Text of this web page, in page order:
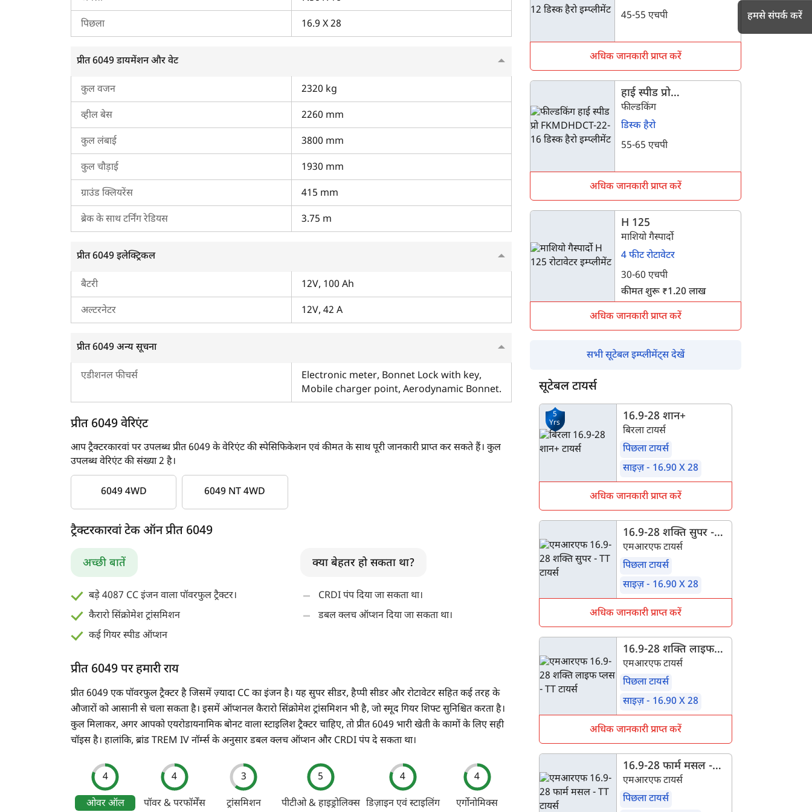
पिछला 16.9 X 28
प्रीत 6049 डायमेंशन और वेट
कुल वजन 2320 kg
व्हील बेस 2260 mm
कुल लंबाई 3800 mm
कुल चौड़ाई 1930 mm
ग्राउंड क्लियरेंस 415 mm
ब्रेक के साथ टर्निंग रेडियस 3.75 m
प्रीत 6049 इलेक्ट्रिकल
बैटरी 12V, 100 Ah
अल्टरनेटर 12V, 42 A
प्रीत 6049 अन्य सूचना
एडीशनल फीचर्स
Electronic meter, Bonnet Lock with key,
Mobile charger point, Aerodynamic Bonnet.
प्रीत 6049 वेरिएंट
आप ट्रैक्टरकारवां पर उपलब्ध प्रीत 6049 के वेरिएंट की स्पेसिफिकेशन एवं कीमत के साथ पूरी जानकारी प्राप्त कर सकते हैं। कुल
उपलब्ध वेरिएंट की संख्या 2 है।
6049 4WD 6049 NT 4WD
ट्रैक्टरकारवां टेक ऑन प्रीत 6049
अच्छी बातें
बड़े 4087 CC इंजन वाला पॉवरफुल ट्रैक्टर।
कैरारो सिंक्रोमेश ट्रांसमिशन
कई गियर स्पीड ऑप्शन
क्या बेहतर हो सकता था?
CRDI पंप दिया जा सकता था।
डबल क्लच ऑप्शन दिया जा सकता था।
प्रीत 6049 पर हमारी राय
प्रीत 6049 एक पॉवरफुल ट्रैक्टर है जिसमें ज़्यादा CC का इंजन है। यह सुपर सीडर, हैप्पी सीडर और रोटावेटर सहित कई तरह के
औजारों को आसानी से चला सकता है। इसमें ऑप्शनल कैरारो सिंक्रोमेश ट्रांसमिशन भी है, जो स्मूद गियर शिफ्ट सुनिश्चित करता है।
कुल मिलाकर, अगर आपको एयरोडायनामिक बोनट वाला स्टाइलिश ट्रैक्टर चाहिए, तो प्रीत 6049 भारी खेती के कामों के लिए सही
चॉइस है। हालांकि, ब्रांड TREM IV नॉर्म्स के अनुसार डबल क्लच ऑप्शन और CRDI पंप दे सकता था।
4
ओवर ऑल
4
पॉवर & परफॉर्मेंस
3
ट्रांसमिशन
5
पीटीओ & हाइड्रोलिक्स
4
डिज़ाइन एवं स्टाइलिंग
4
एर्गोनोमिक्स
45-55 एचपी
अधिक जानकारी प्राप्त करें
हाई स्पीड प्रो
FKMDHDCT-22-16
फील्डकिंग
डिस्क हैरो
55-65 एचपी
अधिक जानकारी प्राप्त करें
H 125
माशियो गैस्पार्दो
4 फीट रोटावेटर
30-60 एचपी
कीमत शुरू ₹1.20 लाख
अधिक जानकारी प्राप्त करें
सभी सूटेबल इम्प्लीमेंट्स देखें
सूटेबल टायर्स
5
Yrs
16.9-28 शान+
बिरला टायर्स
पिछला टायर्स
साइज़ - 16.90 X 28
अधिक जानकारी प्राप्त करें
16.9-28 शक्ति सुपर -
TT
एमआरएफ टायर्स
पिछला टायर्स
साइज़ - 16.90 X 28
अधिक जानकारी प्राप्त करें
16.9-28 शक्ति लाइफ
प्लस - TT
एमआरएफ टायर्स
पिछला टायर्स
साइज़ - 16.90 X 28
अधिक जानकारी प्राप्त करें
16.9-28 फार्म मसल -
TT
एमआरएफ टायर्स
पिछला टायर्स
हमसे संपर्क करें
पिन कोड दर्ज करें*
Also interested in Tractor loans
Terms & Conditions
I authorize TVS Credit Services to share my Personal Data with